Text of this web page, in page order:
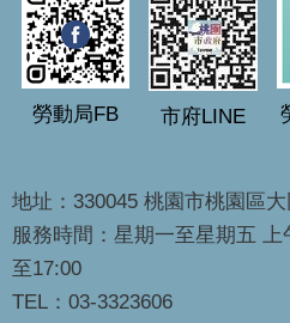
勞動局FB 市府LINE
地址：330045 桃園市桃園區
服務時間：星期一至星期五
至17:00
TEL：03-3323606